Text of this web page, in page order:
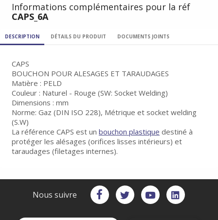
Informations complémentaires pour la réf
CAPS_6A
DESCRIPTION DÉTAILS DU PRODUIT DOCUMENTS JOINTS
CAPS
BOUCHON POUR ALESAGES ET TARAUDAGES
Matière : PELD
Couleur : Naturel - Rouge (SW: Socket Welding)
Dimensions : mm
Norme: Gaz (DIN ISO 228), Métrique et socket welding
(S.W)
La référence CAPS est un bouchon plastique destiné à
protéger les alésages (orifices lisses intérieurs) et
taraudages (filetages internes).
Nous suivre